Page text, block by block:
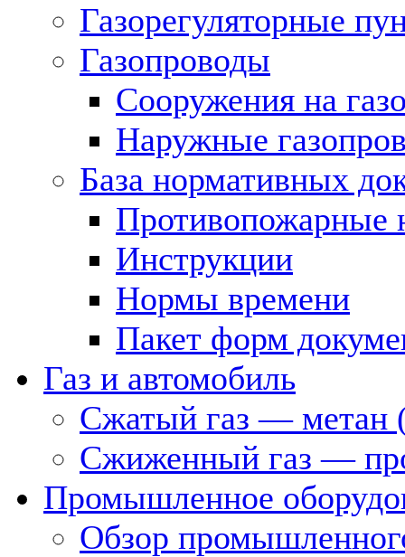
Газорегуляторные
Газопроводы
Сооружения на
Наружные
База нормативных
Противопожарные
Инструкции
Нормы времени
Пакет форм
Газ и автомобиль
Сжатый газ — метан
Сжиженный газ —
Промышленное
Обзор